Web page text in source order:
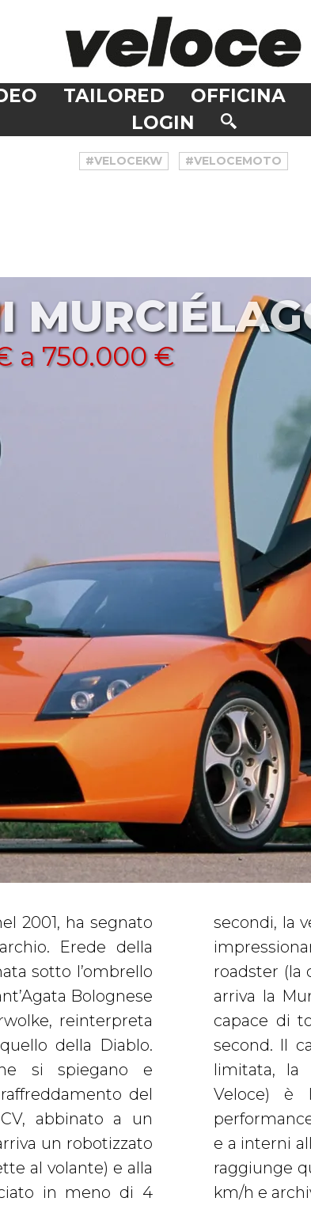
TAILORED OFFICINA
LOGIN
#VELOCEKW #VELOCEMOTO
a 750.000 €
2001, ha segnato
Erede della
sotto l’ombrello
Bolognese
reinterpreta
della Diablo.
si spiegano e
del
abbinato a un
un robotizzato
volante) e alla
in meno di 4
le prestazioni
Murciélago
Nel 2006
6.5 da 640 CV e
da fermo in 3,4
prodotta in serie
670-4 SV (Super
focalizzata sulla
fibra di carbonio
100 kg. Il 6.5 V12
superare i 340
km/h e